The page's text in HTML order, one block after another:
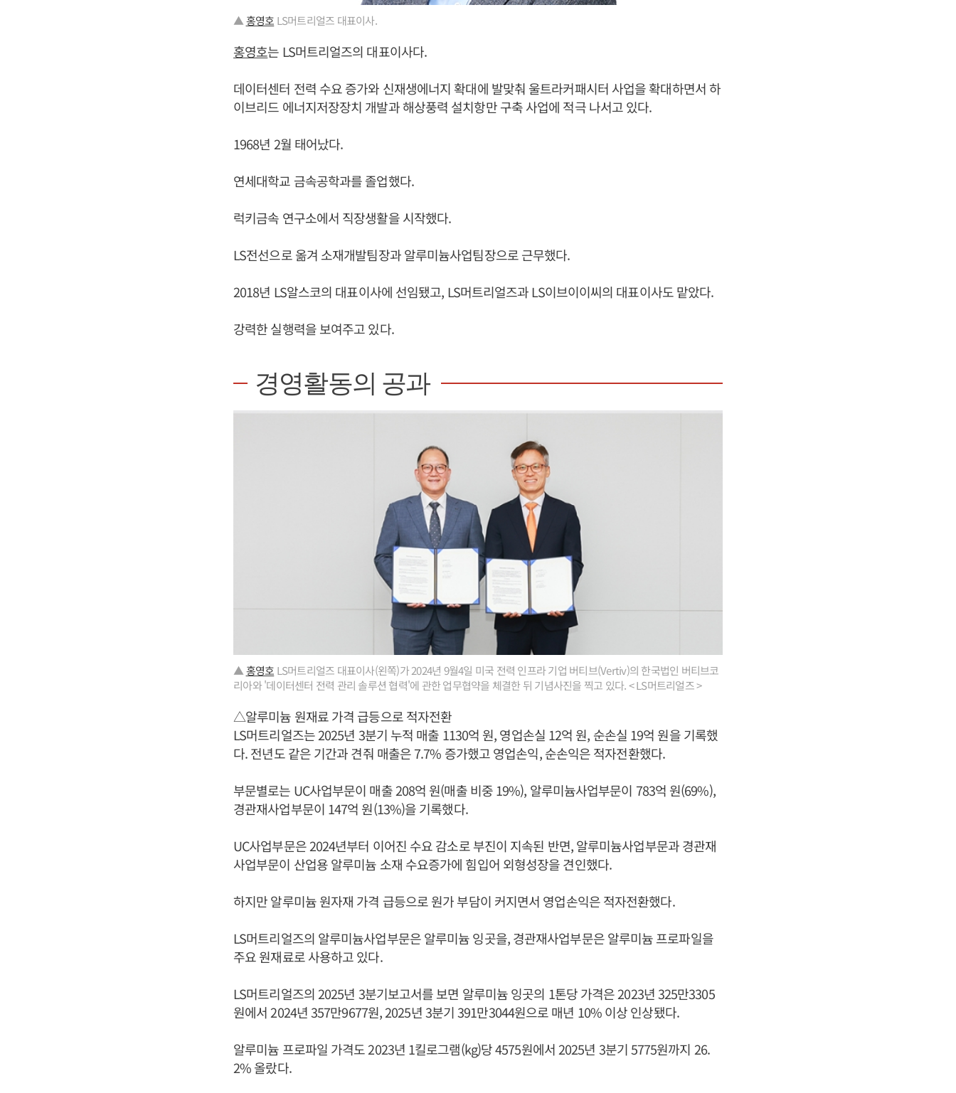
▲홍영호 LS머트리얼즈 대표이사.
홍영호는 LS머트리얼즈의 대표이사다.
데이터센터 전력 수요 증가와 신재생에너지 확대에 발맞춰 울트라커패시터 사업을 확대하면서 하
이브리드 에너지저장장치 개발과 해상풍력 설치항만 구축 사업에 적극 나서고 있다.
1968년 2월 태어났다.
연세대학교 금속공학과를 졸업했다.
럭키금속 연구소에서 직장생활을 시작했다.
LS전선으로 옮겨 소재개발팀장과 알루미늄사업팀장으로 근무했다.
2018년 LS알스코의 대표이사에 선임됐고, LS머트리얼즈과 LS이브이이씨의 대표이사도 맡았다.
강력한 실행력을 보여주고 있다.
경영활동의 공과
▲홍영호 LS머트리얼즈 대표이사(왼쪽)가 2024년 9월4일 미국 전력 인프라 기업 버티브(Vertiv)의 한국법인 버티브코
리아와 '데이터센터 전력 관리 솔루션 협력'에 관한 업무협약을 체결한 뒤 기념사진을 찍고 있다. < LS머트리얼즈 >
△알루미늄 원재료 가격 급등으로 적자전환
LS머트리얼즈는 2025년 3분기 누적 매출 1130억 원, 영업손실 12억 원, 순손실 19억 원을 기록했
다. 전년도 같은 기간과 견줘 매출은 7.7% 증가했고 영업손익, 순손익은 적자전환했다.
부문별로는 UC사업부문이 매출 208억 원(매출 비중 19%), 알루미늄사업부문이 783억 원(69%),
경관재사업부문이 147억 원(13%)을 기록했다.
UC사업부문은 2024년부터 이어진 수요 감소로 부진이 지속된 반면, 알루미늄사업부문과 경관재
사업부문이 산업용 알루미늄 소재 수요증가에 힘입어 외형성장을 견인했다.
하지만 알루미늄 원자재 가격 급등으로 원가 부담이 커지면서 영업손익은 적자전환했다.
LS머트리얼즈의 알루미늄사업부문은 알루미늄 잉곳을, 경관재사업부문은 알루미늄 프로파일을
주요 원재료로 사용하고 있다.
LS머트리얼즈의 2025년 3분기보고서를 보면 알루미늄 잉곳의 1톤당 가격은 2023년 325만3305
원에서 2024년 357만9677원, 2025년 3분기 391만3044원으로 매년 10% 이상 인상됐다.
알루미늄 프로파일 가격도 2023년 1킬로그램(kg)당 4575원에서 2025년 3분기 5775원까지 26.
2% 올랐다.